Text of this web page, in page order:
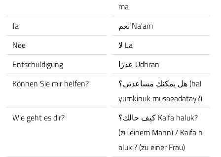
ma
Ja
نعم Na'am
Nee
لا La
Entschuldigung
عذرًا Udhran
Können Sie mir helfen?
هل يمكنك مساعدتي؟ (hal
yumkinuk musaeadatay?)
Wie geht es dir?
كيف حالك؟ Kaifa haluk?
(zu einem Mann) / Kaifa h
aluki? (zu einer Frau)